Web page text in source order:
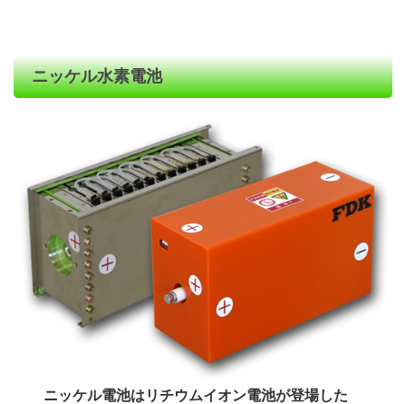
ニッケル水素電池
ニッケル電池はリチウムイオン電池が登場した